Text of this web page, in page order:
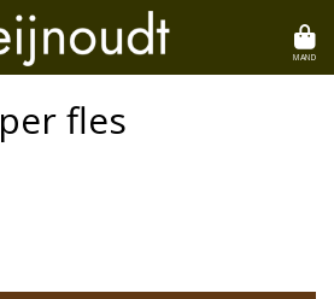
MAND
fles